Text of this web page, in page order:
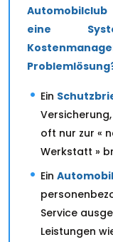
eine
Ein
oft nur zur «
Werkstatt »
Ein
Service
Leistungen